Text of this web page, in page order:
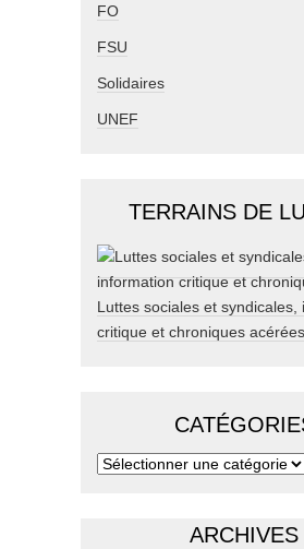
FO
FSU
Solidaires
UNEF
TERRAINS DE
Luttes sociales et syndicales,
critique et chroniques acérées
ARCHIVES